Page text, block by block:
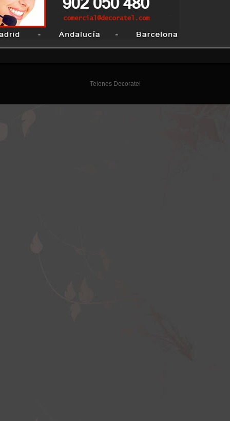
Telones Decoratel